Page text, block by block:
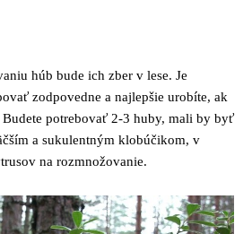
húb bude ich zber v lese. Je
zodpovedne a najlepšie urobíte, ak
potrebovať 2-3 huby, mali by byť
a sukulentným klobúčikom, v
na rozmnožovanie.